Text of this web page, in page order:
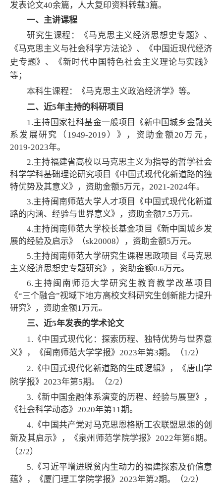
发表论文40余篇，人大复印资料转载3篇。
一、主讲课程
研究生课程：《马克思主义经济思想史专题》、
《马克思主义与社会科学方法论》、《中国近现代经济
史专题》、《新时代中国特色社会主义理论与实践》
等；
本科生课程：
《马克思主义政治经济学》等。
二、近5年主持的科研项目
1.主持国家社科基金一般项目《新中国城乡金融关
系发展研究（1949-2019）》，资助金额20万元，
2019-2023年。
2.主持福建省高校以马克思主义为指导的哲学社会
科学学科基础理论研究项目《中国式现代化新道路的独
特优势及其意义》，资助金额5万元，2021-2024年。
3.主持闽南师范大学人才项目《中国式现代化新道
路的内涵、经验与世界意义》，资助金额7.5万元。
4.主持闽南师范大学校长基金项目《新中国城乡发
展的经验及启示》（sk20008），资助金额5万元。
5.主持闽南师范大学研究生课程思政项目《马克思
主义经济思想史专题研究》，资助金额0.6万元。
6.主持闽南师范大学研究生教育教学改革项目
《“三个融合”视域下地方高校文科研究生创新能力提升
研究》，资助金额1万元。
三、近5年发表的学术论文
1.《中国式现代化：探索历程、独特优势与世界意
义》，《闽南师范大学学报》2023年第3期。（1/2）
2.《中国式现代化新道路的生成逻辑》，《唐山学
院学报》2023年第5期。（2/2）
3.《新中国金融体系演变的历程、经验与展望》，
《社会科学动态》2020年第11期。
4.《中国共产党对马克思恩格斯工农联盟思想的创
新及其启示》，《泉州师范学院学报》2022年第6期。
（2/2）
5.《习近平增进脱贫内生动力的福建探索及价值意
蕴》，《厦门理工学院学报》2023年第2期。（2/2）